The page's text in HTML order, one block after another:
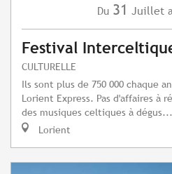
Du 31 Juillet
Festival
CULTURELLE
Ils sont plus de 750 000 chaque
Lorient Express. Pas d'affaires à
des musiques celtiques à dégus...
Lorient